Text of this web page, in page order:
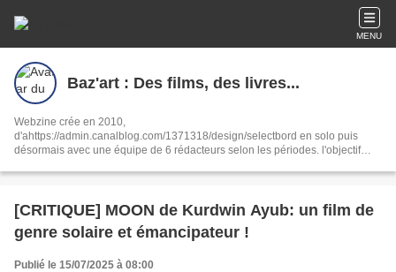
MENU
Baz'art : Des films, des livres...
Webzine crée en 2010,
d'ahttps://admin.canalblog.com/1371318/design/selectbord en solo puis
désormais avec une équipe de 6 rédacteurs selon les périodes. l'objectif
ciné, livres, musique, interviews, spectacles.
[CRITIQUE] MOON de Kurdwin Ayub: un film de
genre solaire et émancipateur !
Publié le 15/07/2025 à 08:00